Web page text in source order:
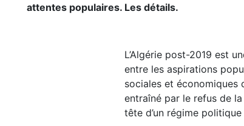
attentes populaires. Les détails.
L’Algérie post-2019 est
entre les aspirations
sociales et économiques
entraîné par le refus de
tête d’un régime